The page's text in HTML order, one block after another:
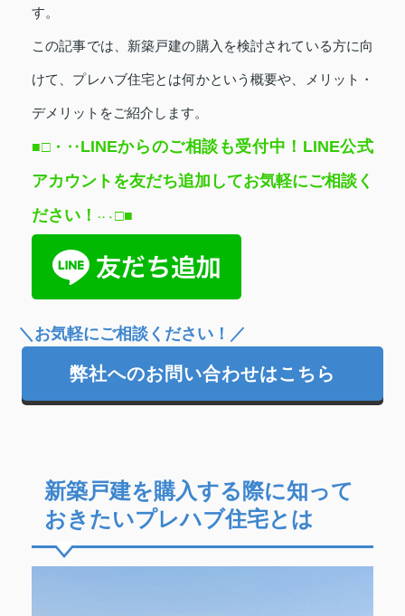
す。
この記事では、新築戸建の購入を検討されている方に向
けて、プレハブ住宅とは何かという概要や、メリット・
デメリットをご紹介します。
■□ ・‥LINEからのご相談も受付中！LINE公式
アカウントを友だち追加してお気軽にご相談く
ださい ！ ‥ ・ □■
＼お気軽にご相談ください！／
弊社へのお問い合わせはこちら
新築戸建を購入する際に知って
おきたいプレハブ住宅とは